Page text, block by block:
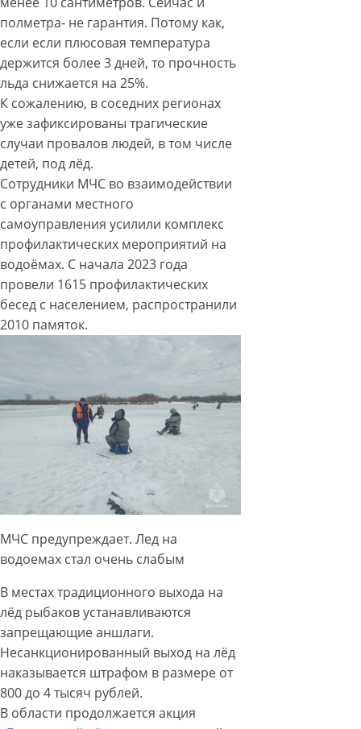
полметра- не гарантия. Потому как,
если если плюсовая температура
держится более 3 дней, то прочность
льда снижается на 25%.
К сожалению, в соседних регионах
уже зафиксированы трагические
случаи провалов людей, в том числе
детей, под лёд.
Сотрудники МЧС во взаимодействии
с органами местного
самоуправления усилили комплекс
профилактических мероприятий на
водоёмах. С начала 2023 года
провели 1615 профилактических
бесед с населением, распространили
2010 памяток.
МЧС предупреждает. Лед на
водоемах стал очень слабым
В местах традиционного выхода на
лёд рыбаков устанавливаются
запрещающие аншлаги.
Несанкционированный выход на лёд
наказывается штрафом в размере от
800 до 4 тысяч рублей.
В области продолжается акция